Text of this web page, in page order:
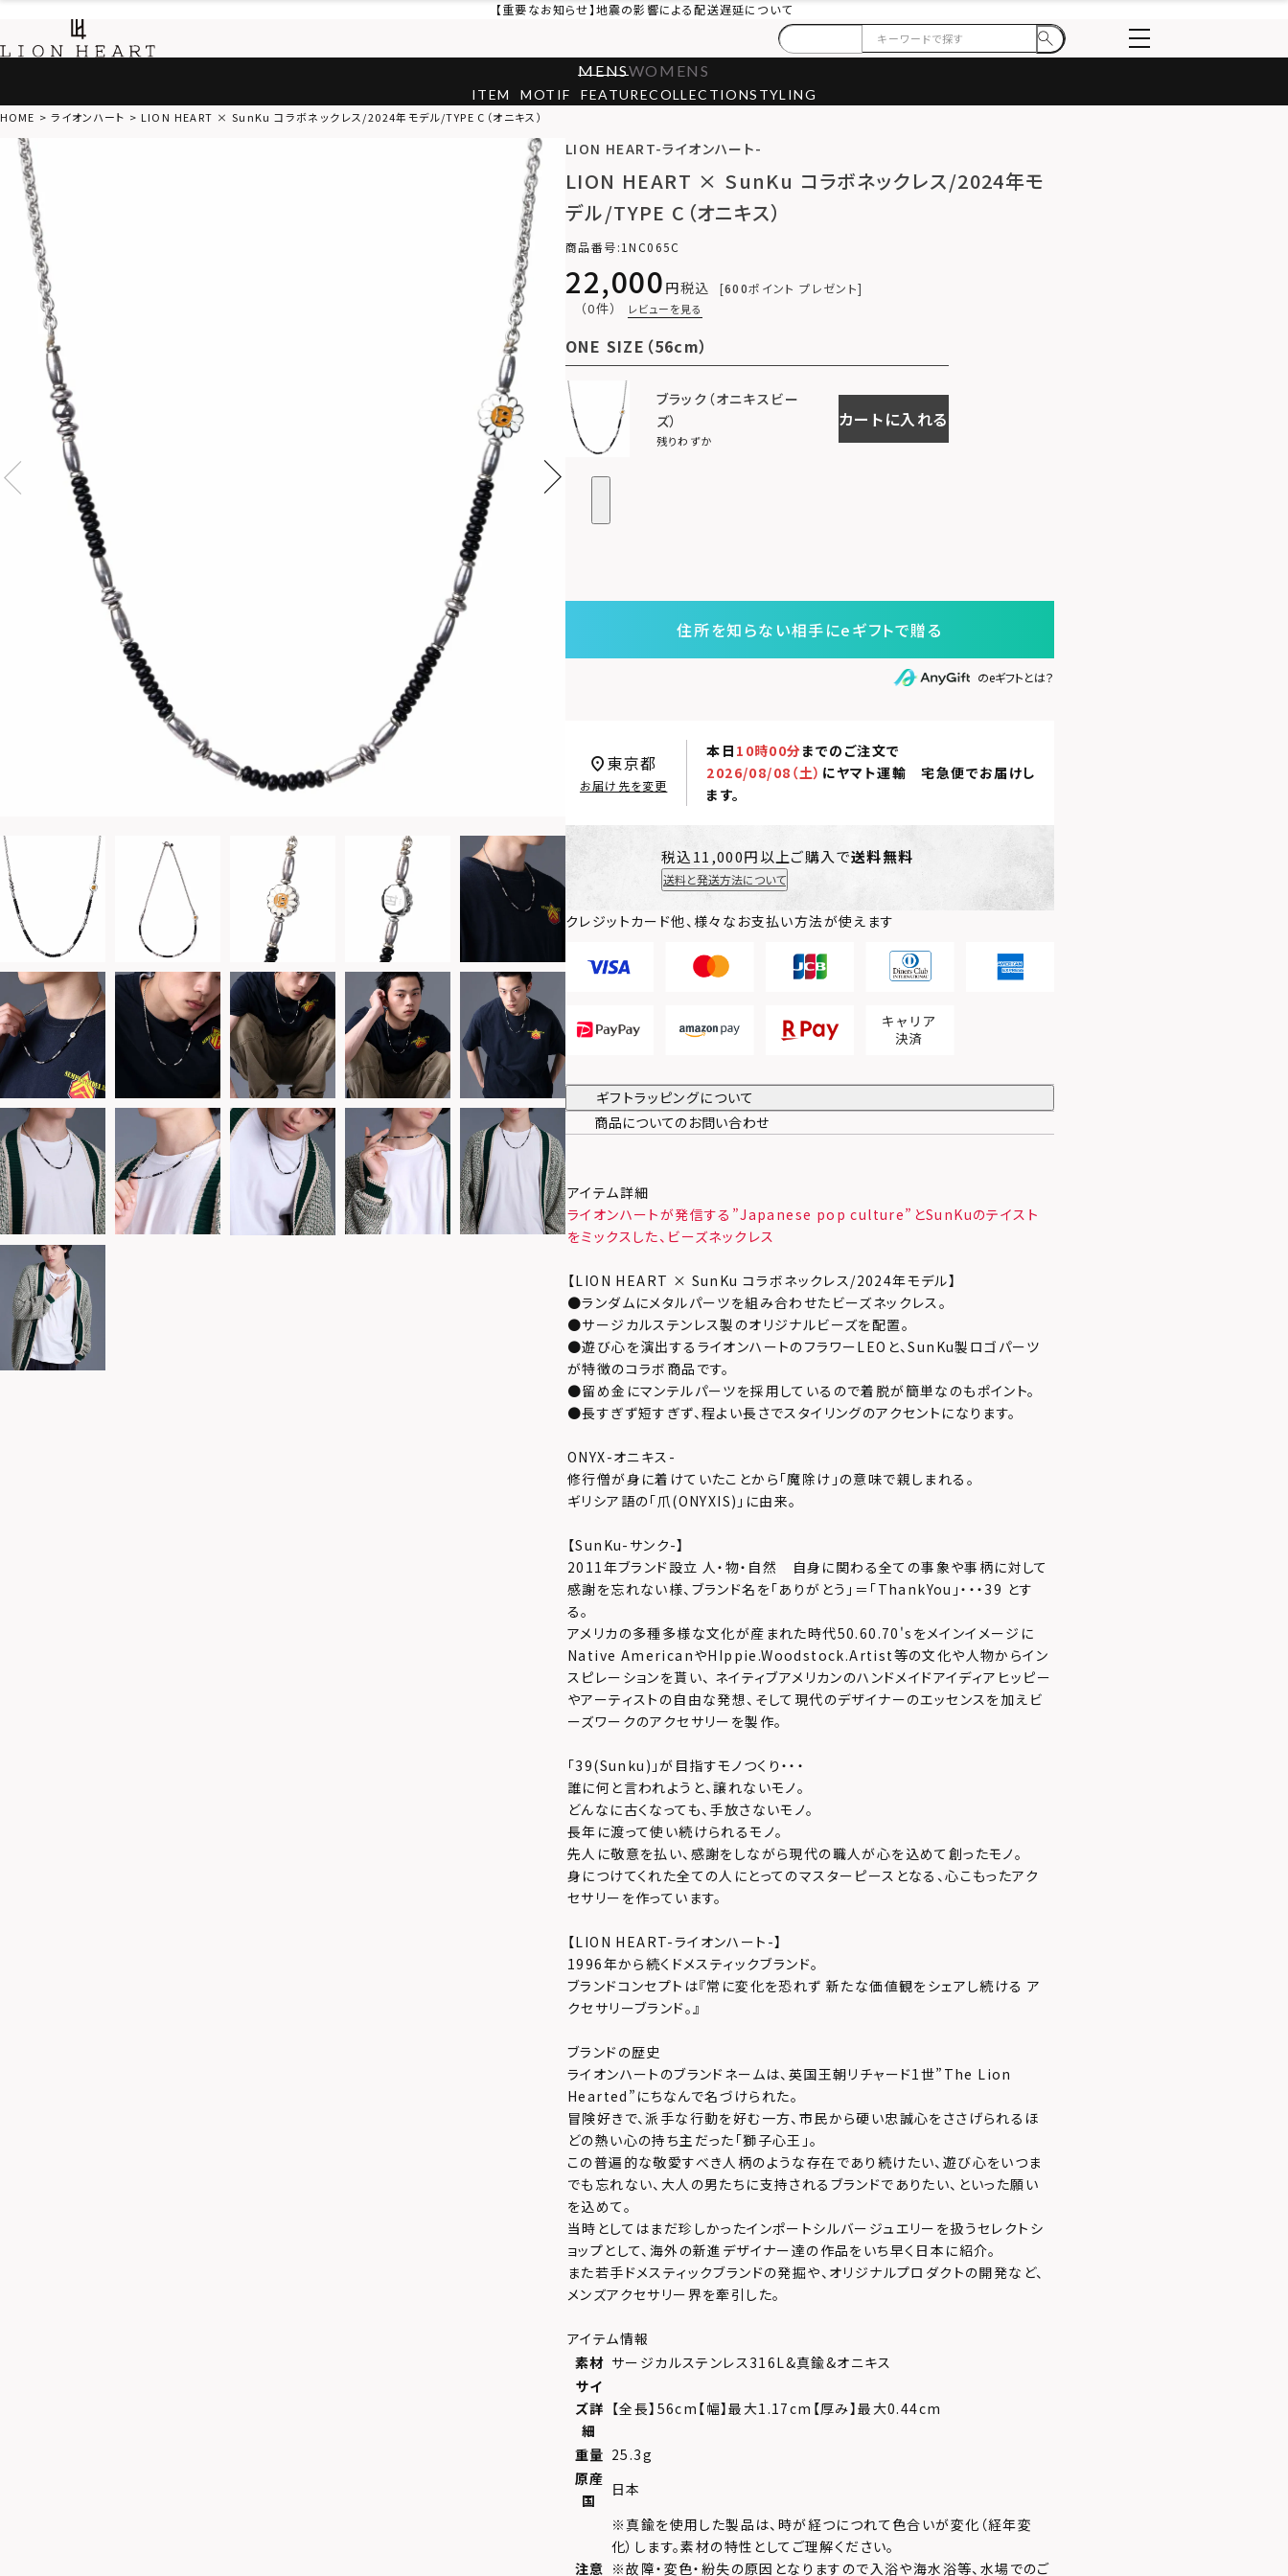
【重要なお知らせ】地震の影響による配送遅延について
MENSWOMENS
ITEM MOTIF FEATURECOLLECTIONSTYLING
HOME ライオンハート LION HEART × SunKu コラボネックレス/2024年モデル/TYPE C（オニキス）
LION HEART-ライオンハート-
LION HEART × SunKu コラボネックレス/2024年モ
デル/TYPE C（オニキス）
商品番号 1NC065C
22,000 税込 600ポイント プレゼント
（0件） レビューを見る
ONE SIZE（56cm）
ブラック（オニキスビー
ズ）
残りわずか
カートに入れる
住所を知らない相手にeギフトで贈る
のeギフトとは？
本日 10時00分までのご注文で
2026/08/08（土） にヤマト運輸 宅急便でお届けし
ます。
東京都
お届け先を変更
税込11,000円以上ご購入で送料無料
送料と発送方法について
クレジットカード他、様々なお支払い方法が使えます
ギフトラッピングについて
商品についてのお問い合わせ
アイテム詳細
ライオンハートが発信する”Japanese pop culture”とSunKuのテイスト
をミックスした、ビーズネックレス
【LION HEART × SunKu コラボネックレス/2024年モデル】
●ランダムにメタルパーツを組み合わせたビーズネックレス。
●サージカルステンレス製のオリジナルビーズを配置。
●遊び心を演出するライオンハートのフラワーLEOと、SunKu製ロゴパーツ
が特徴のコラボ商品です。
●留め金にマンテルパーツを採用しているので着脱が簡単なのもポイント。
●長すぎず短すぎず、程よい長さでスタイリングのアクセントになります。
ONYX-オニキス-
修行僧が身に着けていたことから「魔除け」の意味で親しまれる。
ギリシア語の「爪(ONYXIS)」に由来。
【SunKu-サンク-】
2011年ブランド設立 人・物・自然 自身に関わる全ての事象や事柄に対して
感謝を忘れない様、ブランド名を「ありがとう」＝「ThankYou」・・・39 とす
る。
アメリカの多種多様な文化が産まれた時代50.60.70'sをメインイメージに
Native AmericanやHIppie.Woodstock.Artist等の文化や人物からイン
スピレーションを貰い、 ネイティブアメリカンのハンドメイドアイディアヒッピー
やアーティストの自由な発想、そして現代のデザイナーのエッセンスを加えビ
ーズワークのアクセサリーを製作。
「39(Sunku)」が目指すモノつくり・・・
誰に何と言われようと、譲れないモノ。
どんなに古くなっても、手放さないモノ。
長年に渡って使い続けられるモノ。
先人に敬意を払い、感謝をしながら現代の職人が心を込めて創ったモノ。
身につけてくれた全ての人にとってのマスターピースとなる、心こもったアク
セサリーを作っています。
【LION HEART-ライオンハート-】
1996年から続くドメスティックブランド。
ブランドコンセプトは『常に変化を恐れず 新たな価値観をシェアし続ける ア
クセサリーブランド。』
ブランドの歴史
ライオンハートのブランドネームは、英国王朝リチャード1世”The Lion
Hearted”にちなんで名づけられた。
冒険好きで、派手な行動を好む一方、市民から硬い忠誠心をささげられるほ
どの熱い心の持ち主だった「獅子心王」。
この普遍的な敬愛すべき人柄のような存在であり続けたい、遊び心をいつま
でも忘れない、大人の男たちに支持されるブランドでありたい、といった願い
を込めて。
当時としてはまだ珍しかったインポートシルバージュエリーを扱うセレクトシ
ョップとして、海外の新進デザイナー達の作品をいち早く日本に紹介。
また若手ドメスティックブランドの発掘や、オリジナルプロダクトの開発など、
メンズアクセサリー界を牽引した。
アイテム情報
素材 サージカルステンレス316L&真鍮&オニキス
サイ
ズ詳
細
【全長】56cm【幅】最大1.17cm【厚み】最大0.44cm
重量 25.3g
原産
国
日本
注意
※真鍮を使用した製品は、時が経つにつれて色合いが変化（経年変
化）します。素材の特性としてご理解ください。
※故障・変色・紛失の原因となりますので入浴や海水浴等、水場でのご